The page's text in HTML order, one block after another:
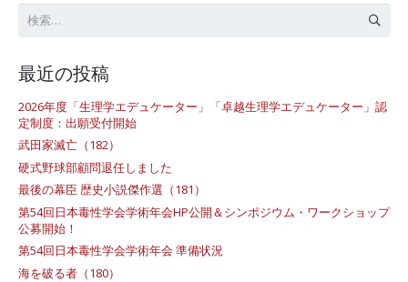
最近の投稿
2026年度「生理学エデュケーター」「卓越生理学エデュケーター」認
定制度：出願受付開始
武田家滅亡（182）
硬式野球部顧問退任しました
最後の幕臣 歴史小説傑作選（181）
第54回日本毒性学会学術年会HP公開＆シンポジウム・ワークショップ
公募開始！
第54回日本毒性学会学術年会 準備状況
海を破る者（180）